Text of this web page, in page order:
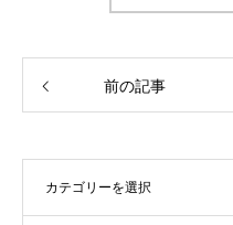
前の記事